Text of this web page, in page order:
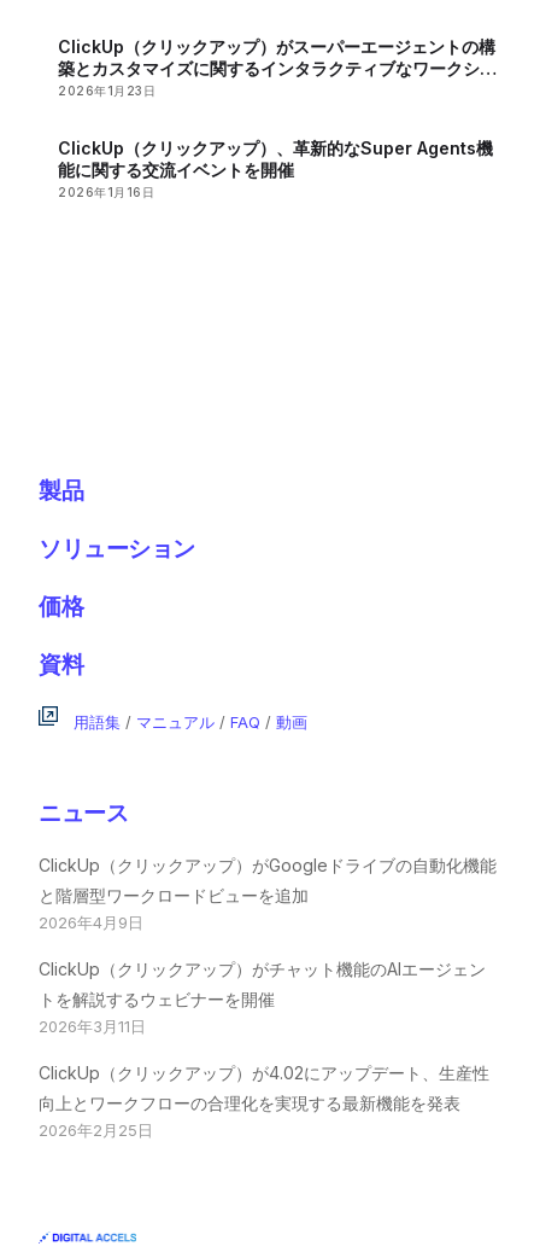
ClickUp（クリックアップ）がスーパーエージェントの構
築とカスタマイズに関するインタラクティブなワークショ
ップを開催
2026年1月23日
ClickUp（クリックアップ）、革新的なSuper Agents機
能に関する交流イベントを開催
2026年1月16日
製品
ソリューション
価格
資料
用語集 / マニュアル /FAQ /動画
ニュース
ClickUp（クリックアップ）がGoogleドライブの自動化機能
と階層型ワークロードビューを追加
2026年4月9日
ClickUp（クリックアップ）がチャット機能のAIエージェン
トを解説するウェビナーを開催
2026年3月11日
ClickUp（クリックアップ）が4.02にアップデート、生産性
向上とワークフローの合理化を実現する最新機能を発表
2026年2月25日